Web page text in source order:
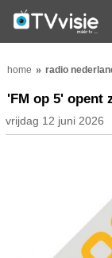
home radio
'FM op 5' opent
vrijdag 12 juni 2026